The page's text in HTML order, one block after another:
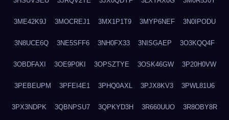
3ME42K9J 3MOCREJ1 3MX1P1T9 3MYP6NEF 3N0IPODU
3N8UCE6Q 3NE5SFF6 3NH0FX33 3NISGAEP 3O3KQQ4F
3OBDFAXI 3OE9P0KI 3OPSZTYE 3OSK46GW 3P20H0VW
3PEBEUPM 3PFEI4E1 3PHQ0AXL 3PJX8KV3 3PWL81U6
3PX3NDPK 3QBNPSU7 3QPKYD3H 3R660UUO 3R8OBY8R